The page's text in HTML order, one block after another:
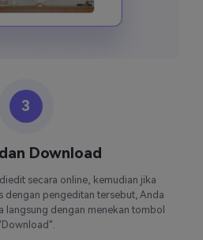
3
Download
secara online, kemudian jika
dengan pengeditan tersebut, Anda
langsung dengan menekan tombol